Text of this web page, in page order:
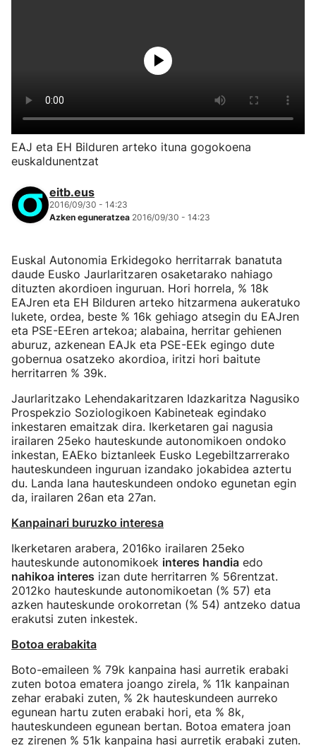
EAJ eta EH Bilduren arteko ituna gogokoena
euskaldunentzat
eitb.eus
2016/09/30 - 14:23
Azken eguneratzea 2016/09/30 - 14:23
Euskal Autonomia Erkidegoko herritarrak banatuta
daude Eusko Jaurlaritzaren osaketarako nahiago
dituzten akordioen inguruan. Hori horrela, % 18k
EAJren eta EH Bilduren arteko hitzarmena aukeratuko
lukete, ordea, beste % 16k gehiago atsegin du EAJren
eta PSE-EEren artekoa; alabaina, herritar gehienen
aburuz, azkenean EAJk eta PSE-EEk egingo dute
gobernua osatzeko akordioa, iritzi hori baitute
herritarren % 39k.
Jaurlaritzako Lehendakaritzaren Idazkaritza Nagusiko
Prospekzio Soziologikoen Kabineteak egindako
inkestaren emaitzak dira. Ikerketaren gai nagusia
irailaren 25eko hauteskunde autonomikoen ondoko
inkestan, EAEko biztanleek Eusko Legebiltzarrerako
hauteskundeen inguruan izandako jokabidea aztertu
du. Landa lana hauteskundeen ondoko egunetan egin
da, irailaren 26an eta 27an.
Kanpainari buruzko interesa
Ikerketaren arabera, 2016ko irailaren 25eko
hauteskunde autonomikoek interes handia edo
nahikoa interes izan dute herritarren % 56rentzat.
2012ko hauteskunde autonomikoetan (% 57) eta
azken hauteskunde orokorretan (% 54) antzeko datua
erakutsi zuten inkestek.
Botoa erabakita
Boto-emaileen % 79k kanpaina hasi aurretik erabaki
zuten botoa ematera joango zirela, % 11k kanpainan
zehar erabaki zuten, % 2k hauteskundeen aurreko
egunean hartu zuten erabaki hori, eta % 8k,
hauteskundeen egunean bertan. Botoa ematera joan
ez zirenen % 51k kanpaina hasi aurretik erabaki zuten.